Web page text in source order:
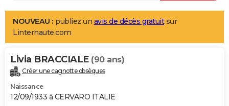
LIFESTYLE
Art de vivre
Bien-être
Loisirs
Mode
Modes de vie
Alimentation
Guide de la santé
Maladies
Médicaments
Sommeil
VOYAGE
Destinations
City break
Voyage nature
Voyage de noces
Forum
Climat
+PHOTO
GUIDES D'ACHAT
NOUVEAU : publiez un avis de décès gratuitsur
Linternaute.com
Livia BRACCIALE (90 ans)
Créer une cagnotte obsèques
Naissance
12/09/1933 à CERVARO ITALIE